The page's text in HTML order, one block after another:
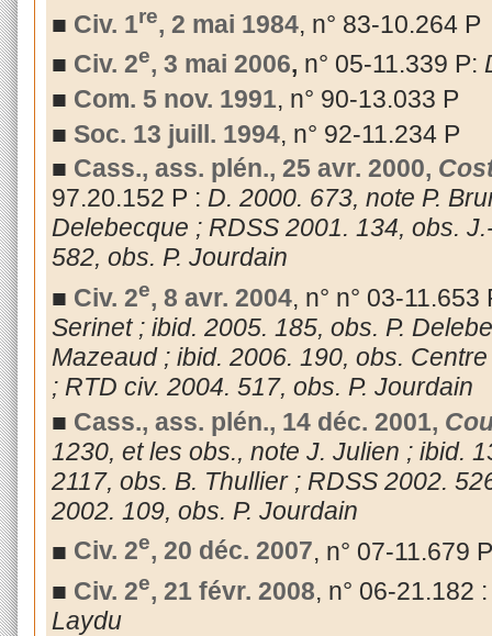
■ Civ. 1re, 2 mai 1984, n° 83-10.264 P
■ Civ. 2e, 3 mai 2006, n° 05-11.339 P:
■ Com. 5 nov. 1991, n° 90-13.033 P
■ Soc. 13 juill. 1994, n° 92-11.234 P
■ Cass., ass. plén., 25 avr. 2000,
97.20.152 P : D. 2000. 673, note P.
Delebecque ; RDSS 2001. 134, obs.
582, obs. P. Jourdain
■ Civ. 2e, 8 avr. 2004, n° n° 03-11.653
Serinet ; ibid. 2005. 185, obs. P.
Mazeaud ; ibid. 2006. 190, obs.
; RTD civ. 2004. 517, obs. P. Jourdain
■ Cass., ass. plén., 14 déc. 2001,
1230, et les obs., note J. Julien ; ibid.
2117, obs. B. Thullier ; RDSS 2002.
2002. 109, obs. P. Jourdain
■ Civ. 2e, 20 déc. 2007 , n° 07-11.679
■ Civ. 2e, 21 févr. 2008, n° 06-21.182
Laydu